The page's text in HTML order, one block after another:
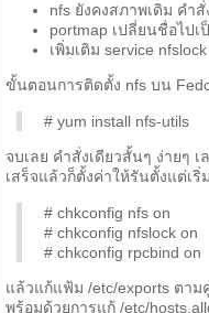
nfs ยังคงสภาพเดิม คำสั่
portmap เปลี่ยนชื่อไปเ
เพิ่มเติม service
ขั้นตอนการติดตั้ง nfs บน
# yum install nfs-utils
จบเลย คำสั่งเดียวสั้นๆ ง่ายๆ เ
เสร็จแล้วก็ตั้งค่าให้รันตั้งแต่เริ่
# chkconfig nfs on
# chkconfig nfslock on
# chkconfig rpcbind on
แล้วแก้แฟ้ม /etc/exports ตาม
พร้อมด้วยการแก้ /etc/